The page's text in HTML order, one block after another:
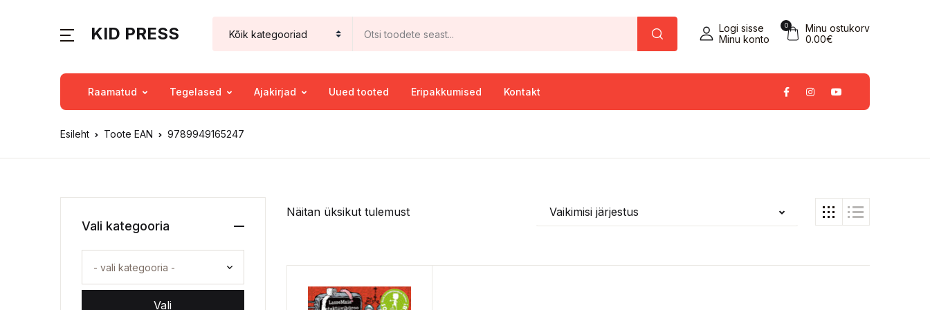
KID PRESS
Logi sisse
Minu konto
0
Minu ostukorv
0.00€
Raamatud Tegelased Ajakirjad Uued tooted Eripakkumised Kontakt
Esileht Toote EAN 9789949165247
Näitan üksikut tulemust Vaikimisi järjestus
Vali kategooria
Vali